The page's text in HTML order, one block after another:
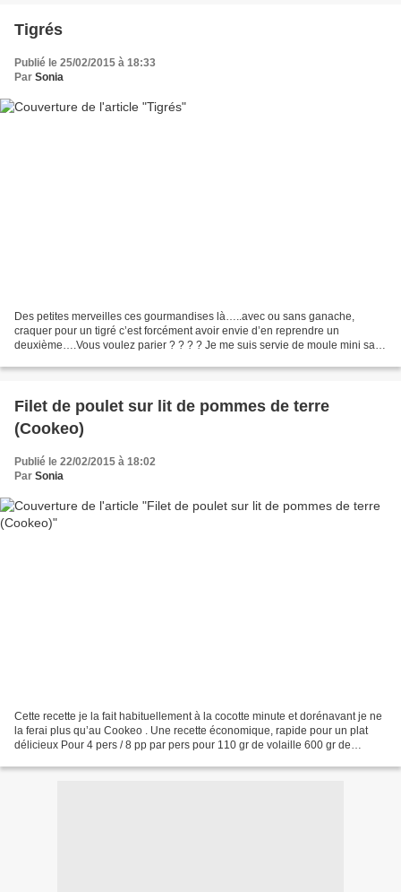
Tigrés
Publié le 25/02/2015 à 18:33
Par Sonia
Des petites merveilles ces gourmandises là…..avec ou sans ganache,
craquer pour un tigré c’est forcément avoir envie d’en reprendre un
deuxième….Vous voulez parier ? ? ? ? Je me suis servie de moule mini saint
Filet de poulet sur lit de pommes de terre
(Cookeo)
Publié le 22/02/2015 à 18:02
Par Sonia
Cette recette je la fait habituellement à la cocotte minute et dorénavant je ne
la ferai plus qu’au Cookeo . Une recette économique, rapide pour un plat
délicieux Pour 4 pers / 8 pp par pers pour 110 gr de volaille 600 gr de